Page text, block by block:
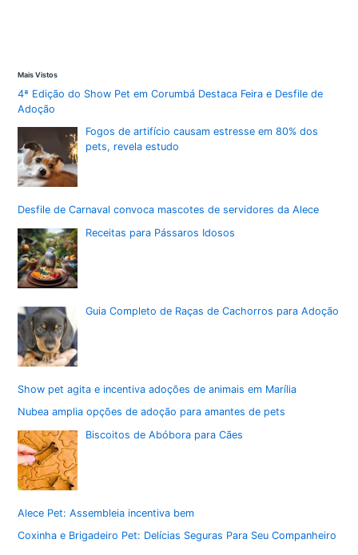
2025
Mais Vistos
4ª Edição do Show Pet em Corumbá Destaca Feira e Desfile de
Adoção
Fogos de artifício causam estresse em 80% dos
pets, revela estudo
Desfile de Carnaval convoca mascotes de servidores da Alece
Receitas para Pássaros Idosos
Guia Completo de Raças de Cachorros para Adoção
Show pet agita e incentiva adoções de animais em Marília
Nubea amplia opções de adoção para amantes de pets
Biscoitos de Abóbora para Cães
Alece Pet: Assembleia incentiva bem
Coxinha e Brigadeiro Pet: Delícias Seguras Para Seu Companheiro